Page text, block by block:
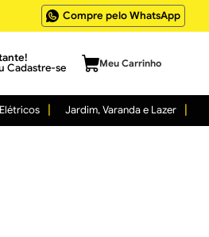
Compre pelo WhatsApp
Cadastre-se
Jardim, Varanda e Lazer